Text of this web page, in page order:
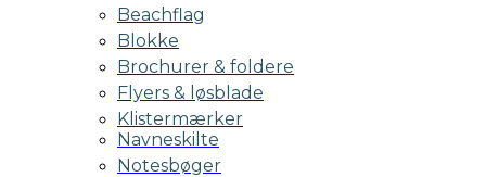
Beachflag
Blokke
Brochurer & foldere
Flyers & løsblade
Klistermærker
Navneskilte
Notesbøger